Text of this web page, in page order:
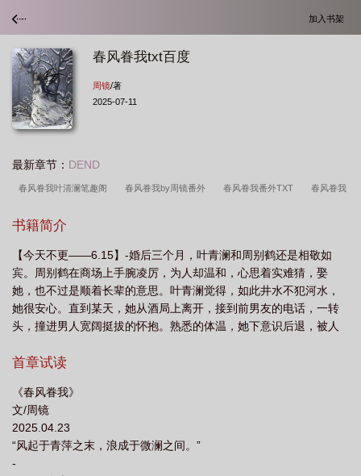
加入书架
春风眷我txt百度
周镜/著
2025-07-11
最新章节： DEND
春风眷我叶清澜笔趣阁 春风眷我by周镜番外 春风眷我番外TXT 春风眷我
别鹤免费阅读
减 春风眷我叶清澜 春风眷我by周镜免费阅读 春风眷我txt百度附番
外 春风眷我周镜txt 春与月光po版是辞 春风眷我番外63章更新了吗
风眷我by周镜讲的什么 春风眷我晋江 春风眷我by周镜 春风眷我txt叶清
澜 春风眷我周镜免费阅读 春风眷我番外txt 春风眷我完整版番外 春风
线TXT笔趣阁
版 春风眷我txt百度
叶青澜笔趣阁 春风眷我by周镜晋江 春风眷我在线笔趣阁
书籍简介
【今天不更——6.15】-婚后三个月，叶青澜和周别鹤还是相敬如
宾。周别鹤在商场上手腕凌厉，为人却温和，心思着实难猜，娶
她，也不过是顺着长辈的意思。叶青澜觉得，如此井水不犯河水，
她很安心。直到某天，她从酒局上离开，接到前男友的电话，一转
头，撞进男人宽阔挺拔的怀抱。熟悉的体温，她下意识后退，被人
的动作缱绻如常，嗓音却凉凉道，“青澜，我还没死呢。”-起初，周
他的梦中出现——未尽的缘分，要在梦里还。“春风眷我，缠绵悱
恻。”温柔纯情×腹黑总裁·先婚后爱|日常向甜文·双C|女主大学时有
过一任前任（即文案中前男友）文案一写2022.0527二修2025.0421
微博@周镜M
首章试读
《春风眷我》
文/周镜
2025.04.23
“风起于青萍之末，浪成于微澜之间。”
-